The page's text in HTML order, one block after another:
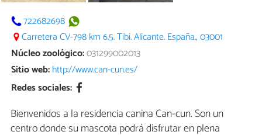
722682698
Carretera CV-798 km 6.5. Tibi. Alicante. España., 03001
Núcleo zoológico:031299002013
Sitio web:http://www.can-cun.es/
Redes sociales:
Bienvenidos a la residencia canina Can-cun. Son un
centro donde su mascota podrá disfrutar en plena